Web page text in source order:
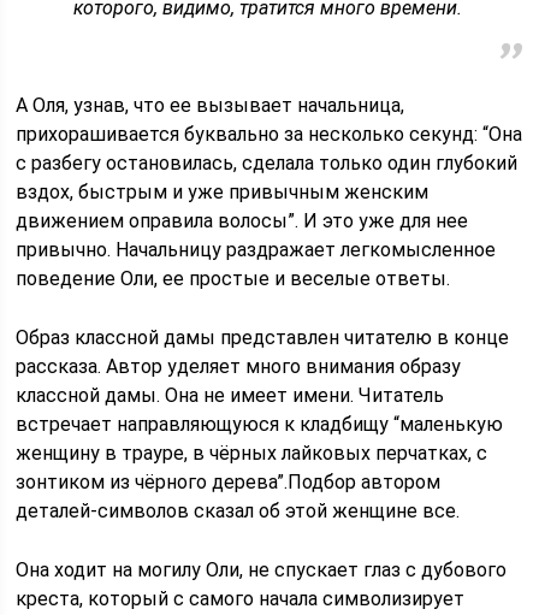
которого, видимо, тратится много времени.
А Оля, узнав, что ее вызывает начальница,
прихорашивается буквально за несколько секунд: “Она
с разбегу остановилась, сделала только один глубокий
вздох, быстрым и уже привычным женским
движением оправила волосы”. И это уже для нее
привычно. Начальницу раздражает легкомысленное
поведение Оли, ее простые и веселые ответы.
Образ классной дамы представлен читателю в конце
рассказа. Автор уделяет много внимания образу
классной дамы. Она не имеет имени. Читатель
встречает направляющуюся к кладбищу “маленькую
жен­щину в трауре, в чёрных лайковых перчатках, с
зонтиком из чёрного де­рева”.Подбор автором
деталей-символов сказал об этой женщине все.
Она ходит на могилу Оли, не спускает глаз с дубового
креста, который с самого начала символизирует